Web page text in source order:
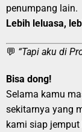
penumpang lain.
Lebih leluasa,
💬 “Tapi aku di
Bisa dong!
Selama kamu
sekitarnya yang
kami siap